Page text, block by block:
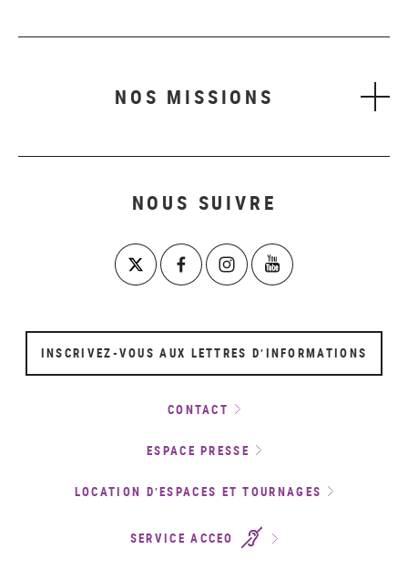
NOS MISSIONS
NOUS SUIVRE
INSCRIVEZ-VOUS AUX LETTRES D’INFORMATIONS
CONTACT
ESPACE PRESSE
LOCATION D’ESPACES ET TOURNAGES
SERVICE ACCEO